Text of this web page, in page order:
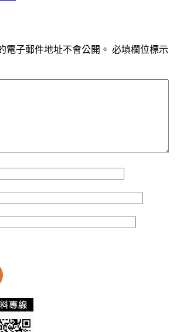
電子郵件地址不會公開。 必填欄位標示